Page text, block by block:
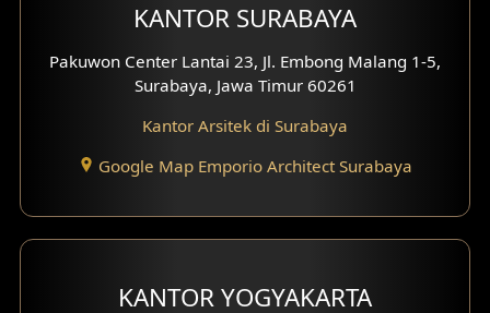
Fasad Klinik
Desain Mezanin
Desain Rumah Moroccan
KANTOR SURABAYA
Pakuwon Center Lantai 23, Jl. Embong Malang 1-5,
Surabaya, Jawa Timur 60261
Kantor Arsitek di Surabaya
Google Map Emporio Architect Surabaya
KANTOR YOGYAKARTA